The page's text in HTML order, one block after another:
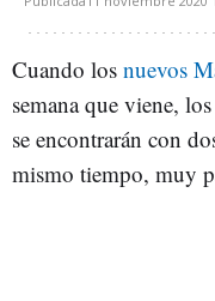
Cuando los nuevos
semana que viene,
se encontrarán con
mismo tiempo, muy